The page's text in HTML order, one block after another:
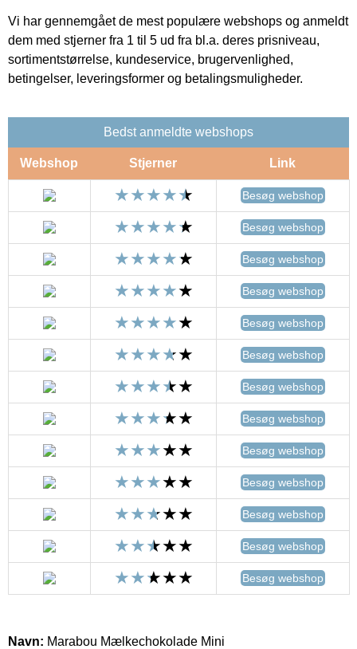
Vi har gennemgået de mest populære webshops og anmeldt
dem med stjerner fra 1 til 5 ud fra bl.a. deres prisniveau,
sortimentstørrelse, kundeservice, brugervenlighed,
betingelser, leveringsformer og betalingsmuligheder.
Bedst anmeldte webshops
Webshop Stjerner Link
Besøg webshop
Besøg webshop
Besøg webshop
Besøg webshop
Besøg webshop
Besøg webshop
Besøg webshop
Besøg webshop
Besøg webshop
Besøg webshop
Besøg webshop
Besøg webshop
Besøg webshop
Navn: Marabou Mælkechokolade Mini